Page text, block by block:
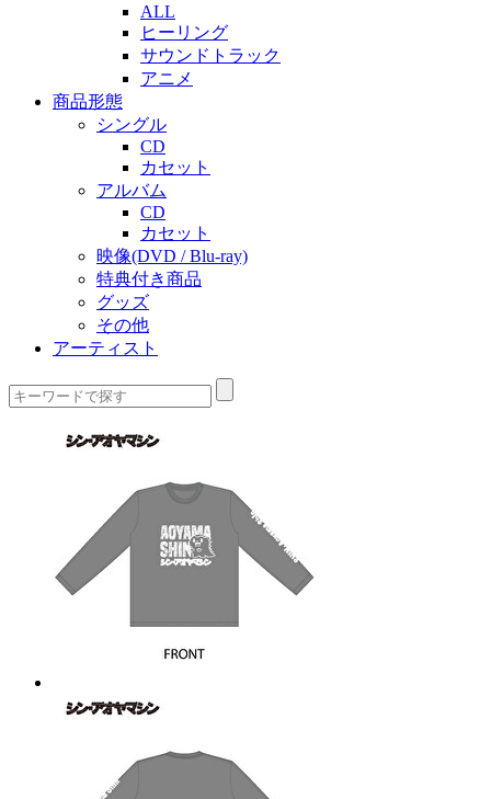
ALL
ヒーリング
サウンドトラック
アニメ
商品形態
シングル
CD
カセット
アルバム
CD
カセット
映像(DVD / Blu-ray)
特典付き商品
グッズ
その他
アーティスト